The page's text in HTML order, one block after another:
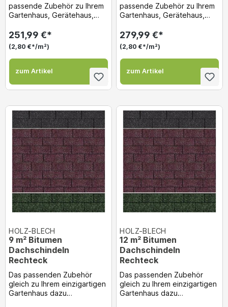
passende Zubehör zu Ihrem
Gartenhaus, Gerätehaus,
bestellen! Dachpappe...
251,99 €*
(2,80 €*/m²)
zum Artikel
passende Zubehör zu Ihrem
Gartenhaus, Gerätehaus,
bestellen! Dachpappe...
279,99 €*
(2,80 €*/m²)
zum Artikel
HOLZ-BLECH
9 m² Bitumen
Dachschindeln
Rechteck
Das passenden Zubehör
gleich zu Ihrem einzigartigen
Gartenhaus dazu
HOLZ-BLECH
12 m² Bitumen
Dachschindeln
Rechteck
Das passenden Zubehör
gleich zu Ihrem einzigartigen
Gartenhaus dazu